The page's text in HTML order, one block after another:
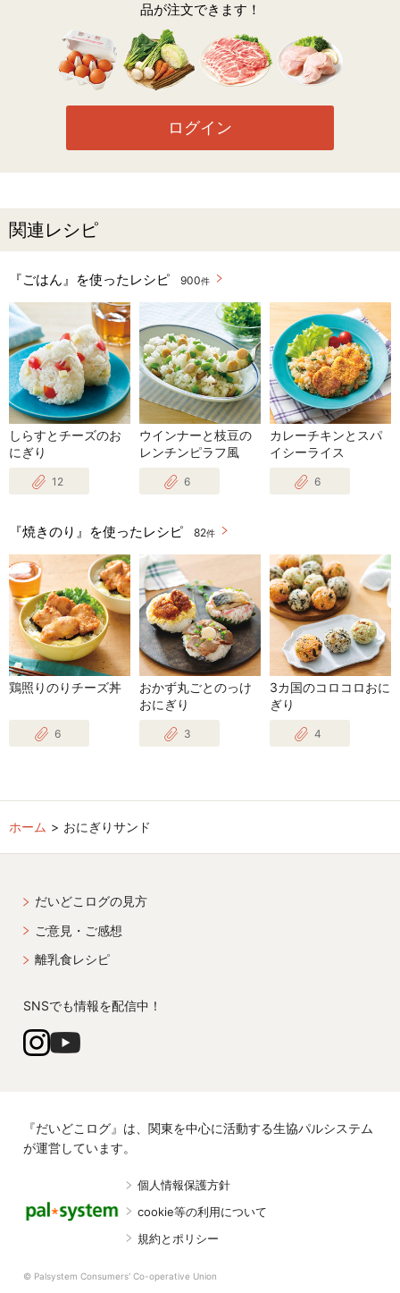
品が注文できます！
ログイン
関連レシピ
『ごはん』を使ったレシピ 900件
しらすとチーズのお
にぎり
12
ウインナーと枝豆の
レンチンピラフ風
6
カレーチキンとスパ
イシーライス
6
『焼きのり』を使ったレシピ 82件
鶏照りのりチーズ丼
6
おかず丸ごとのっけ
おにぎり
3
3カ国のコロコロおに
ぎり
4
ホーム おにぎりサンド
だいどこログの見方
ご意見・ご感想
離乳食レシピ
SNSでも情報を配信中！
『だいどこログ』は、関東を中心に活動する生協パルシステム
が運営しています。
個人情報保護方針
cookie等の利用について
規約とポリシー
© Palsystem Consumers' Co-operative Union